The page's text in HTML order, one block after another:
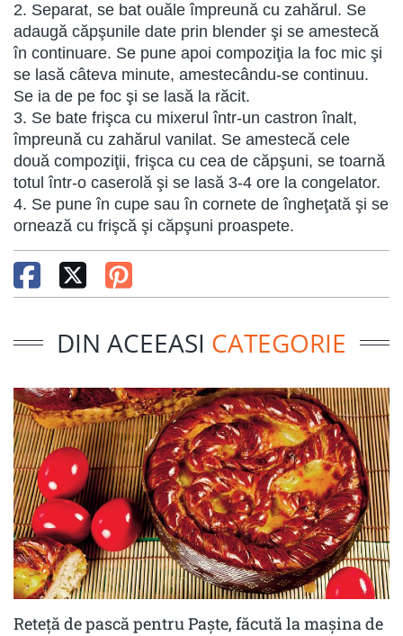
2. Separat, se bat ouăle împreună cu zahărul. Se
adaugă căpşunile date prin blender şi se amestecă
în continuare. Se pune apoi compoziţia la foc mic şi
se lasă câteva minute, amestecându-se continuu.
Se ia de pe foc şi se lasă la răcit.
3. Se bate frişca cu mixerul într-un castron înalt,
împreună cu zahărul vanilat. Se amestecă cele
două compoziţii, frişca cu cea de căpşuni, se toarnă
totul într-o caserolă şi se lasă 3-4 ore la congelator.
4. Se pune în cupe sau în cornete de îngheţată şi se
ornează cu frişcă şi căpşuni proaspete.
DIN ACEEASI CATEGORIE
Reteță de pască pentru Paște, făcută la mașina de